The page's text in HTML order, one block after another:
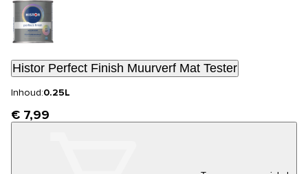
Histor Perfect Finish Muurverf Mat Tester
Inhoud:0.25L
€ 7,99